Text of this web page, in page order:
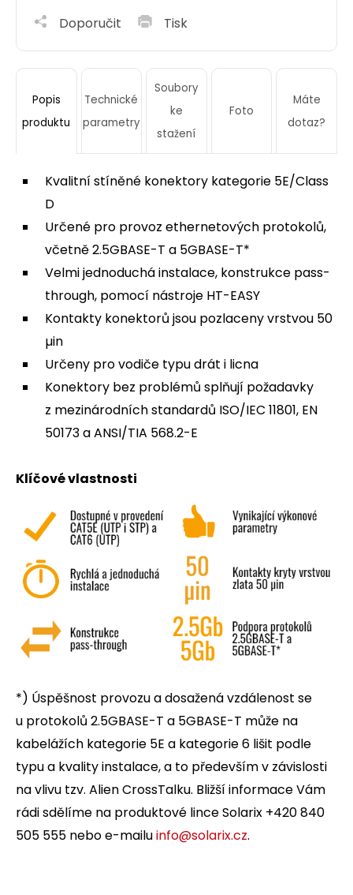
Doporučit Tisk
Popis
produktu
Technické
parametry
Soubory
ke
stažení
Foto
Máte
dotaz?
Kvalitní stíněné konektory kategorie 5E/Class
D
Určené pro provoz ethernetových protokolů,
včetně 2.5GBASE-T a 5GBASE-T*
Velmi jednoduchá instalace, konstrukce pass-
through, pomocí nástroje HT-EASY
Kontakty konektorů jsou pozlaceny vrstvou 50
µin
Určeny pro vodiče typu drát i licna
Konektory bez problémů splňují požadavky
z mezinárodních standardů ISO/IEC 11801, EN
50173 a ANSI/TIA 568.2-E
Klíčové vlastnosti
*) Úspěšnost provozu a dosažená vzdálenost se
u protokolů 2.5GBASE-T a 5GBASE-T může na
kabelážích kategorie 5E a kategorie 6 lišit podle
typu a kvality instalace, a to především v závislosti
na vlivu tzv. Alien CrossTalku. Bližší informace Vám
rádi sdělíme na produktové lince Solarix +420 840
505 555 nebo e-mailuinfo@solarix.cz.